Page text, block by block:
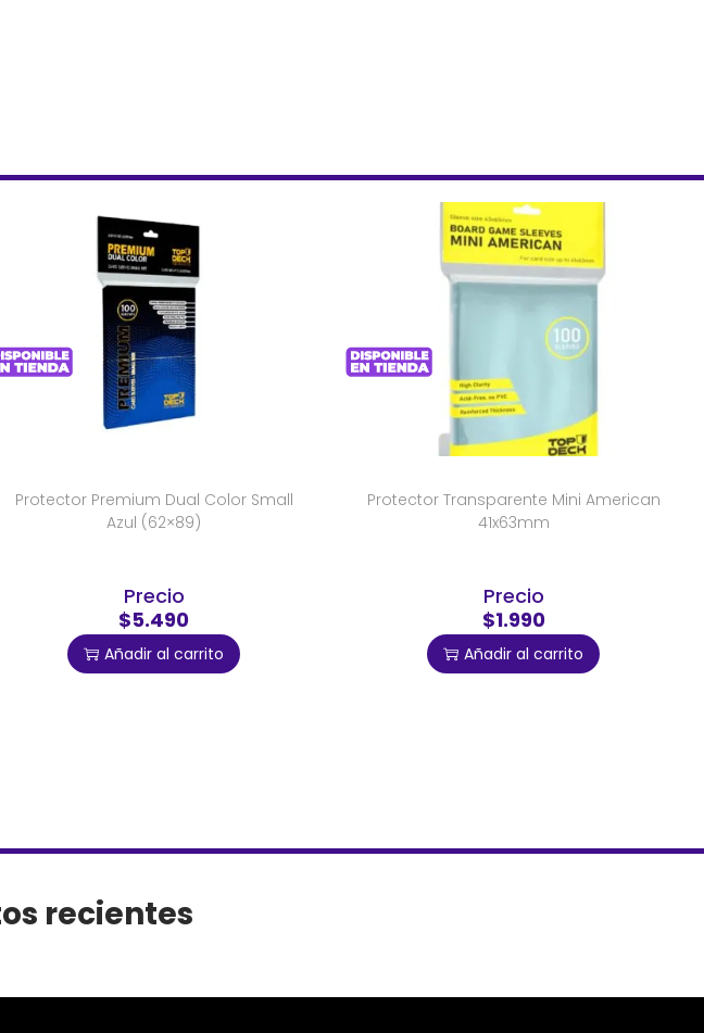
Protector Premium Dual Color Small
Azul (62×89)
Precio
$5.490
Añadir al carrito
Protector Transparente Mini American
41x63mm
Precio
$1.990
Añadir al carrito
recientes